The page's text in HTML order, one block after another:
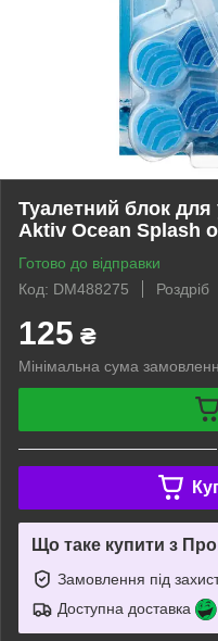
Туалетний блок для
Aktiv Ocean Splash
Готово до відправки
Код: DM488275
Роздріб
125 ₴
Мінімальна сума
Що таке купити з
Замовлення під
Доступна доставка